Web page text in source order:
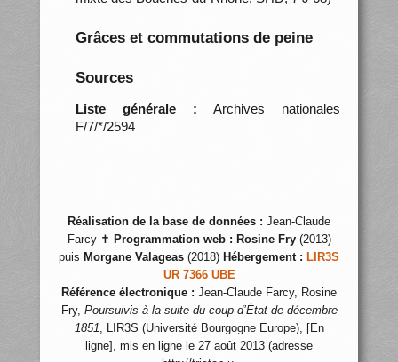
Grâces et commutations de peine
Sources
Liste générale : Archives nationales
F/7/*/2594
Réalisation de la base de données : Jean-Claude
Farcy ✝ Programmation web : Rosine Fry(2013)
puis Morgane Valageas (2018) Hébergement : LIR3S
UR 7366 UBE
Référence électronique : Jean-Claude Farcy, Rosine
Fry, Poursuivis à la suite du coup d’État de décembre
1851, LIR3S (Université Bourgogne Europe), [En
ligne], mis en ligne le 27 août 2013 (adresse